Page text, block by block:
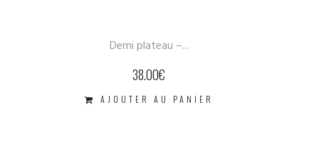
Demi plateau –...
38.00€
AJOUTER AU PANIER